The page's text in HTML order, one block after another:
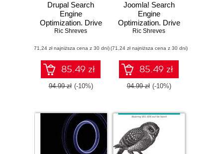
Drupal Search
Engine
Optimization. Drive
people to your site
supercharged
guide to Drupal
SEO with this book
and
Ric Shreves
(71,24 zł najniższa cena z 30 dni)
85.49 zł
94.99 zł (-10%)
Joomla! Search
Engine
Optimization. Drive
people to your site
supercharged
guide to Joomla!
and Search Engine
Optimization with
this book and
Ric Shreves
(71,24 zł najniższa cena z 30 dni)
85.49 zł
94.99 zł (-10%)